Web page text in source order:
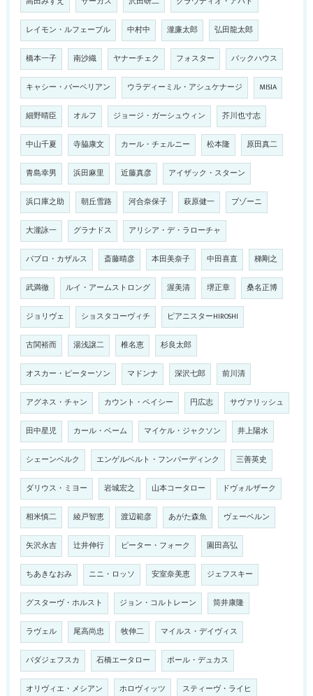
レイモン・ルフェーブル 中村中 瀧廉太郎 弘田龍太郎
橋本一子 南沙織 ヤナーチェク フォスター バックハウス
キャシー・バーベリアン ウラディーミル・アシュケナージ MISIA
細野晴臣 オルフ ジョージ・ガーシュウィン 芥川也寸志
中山千夏 寺脇康文 カール・チェルニー 松本隆 原田真二
青島幸男 浜田麻里 近藤真彦 アイザック・スターン
浜口庫之助 朝丘雪路 河合奈保子 萩原健一 ブゾーニ
大瀧詠一 グラナドス アリシア・デ・ラローチャ
パブロ・カザルス 斎藤晴彦 本田美奈子 中田喜直 梯剛之
武満徹 ルイ・アームストロング 渥美清 堺正章 桑名正博
ジョリヴェ ショスタコーヴィチ ピアニスターHIROSHI
古関裕而 湯浅譲二 椎名恵 杉良太郎
オスカー・ピーターソン マドンナ 深沢七郎 前川清
アグネス・チャン カウント・ベイシー 円広志 サヴァリッシュ
田中星児 カール・ベーム マイケル・ジャクソン 井上陽水
シェーンベルク エンゲルベルト・フンパーディンク 三善英史
ダリウス・ミヨー 岩城宏之 山本コータロー ドヴォルザーク
相米慎二 綾戸智恵 渡辺範彦 あがた森魚 ヴェーベルン
矢沢永吉 辻井伸行 ピーター・フォーク 園田高弘
ちあきなおみ ニニ・ロッソ 安室奈美恵 ジェフスキー
グスターヴ・ホルスト ジョン・コルトレーン 筒井康隆
ラヴェル 尾高尚忠 牧伸二 マイルス・デイヴィス
バダジェフスカ 石橋エータロー ポール・デュカス
オリヴィエ・メシアン ホロヴィッツ スティーヴ・ライヒ